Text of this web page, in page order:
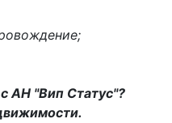
АН "Вип Статус"?